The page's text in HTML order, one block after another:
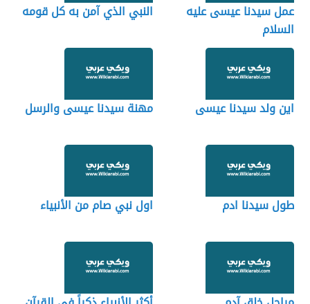
عمل سيدنا عيسى عليه
السلام
النبي الذي آمن به كل قومه
اين ولد سيدنا عيسى مهنة سيدنا عيسى والرسل
طول سيدنا ادم اول نبي صام من الأنبياء